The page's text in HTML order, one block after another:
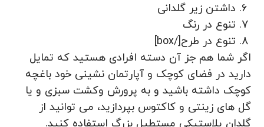
داشتن زیر گلدانی
تنوع در رنگ
تنوع در طرح[/box]
اگر شما هم جز آن دسته افرادی هستید که تمایل
دارید در فضای کوچک و آپارتمان نشینی خود باغچه
کوچک داشته باشید و به پرورش وکشت سبزی و یا
گل های زینتی و کاکتوس بپردازید، می توانید از
گلدان پلاستیکی مستطیل بزرگ استفاده کنید.